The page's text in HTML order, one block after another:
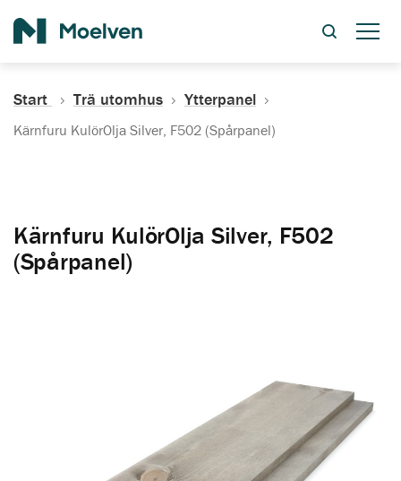
Start Trä utomhus Ytterpanel
Kärnfuru KulörOlja Silver, F502 (Spårpanel)
Kärnfuru KulörOlja Silver, F502
(Spårpanel)